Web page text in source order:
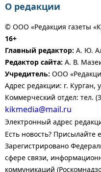
О редакции
© ООО «Редакция газеты
16+
Главный редактор: А. Ю.
Редактор сайта: А. В.
Учредитель: ООО
Адрес редакции: г. Курган,
Коммерческий отдел: тел.
kikmedia@mail.ru
Электронный адрес
Есть новость? Присылайте
Зарегистрировано
сфере связи,
коммуникаций